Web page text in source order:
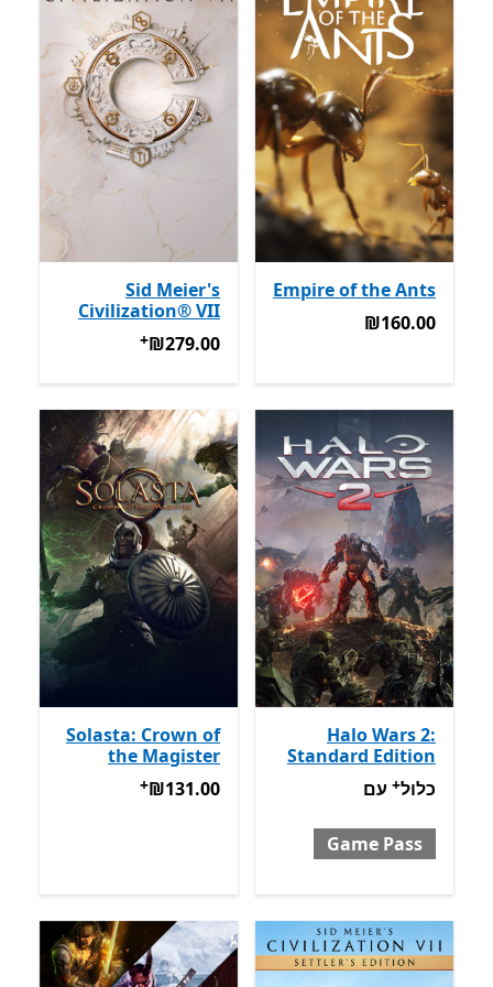
Empire of the Ants
‪₪160.00‬
‪₪160.00‬
Sid Meier's
Civilization® VII
‪₪279.00‬מבצעים על רכישת‪₪279.00‬
+
Halo Wars 2:
Standard Edition
כלול עם Game Pass
מבצעים על רכישת אפליקציות כלול+ עם
Game Pass
Solasta: Crown of
the Magister
‪₪131.00‬מבצעים על רכישת‪₪131.00‬
+